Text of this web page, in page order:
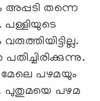
അപ്പടി തന്നെ
പള്ളിയുടെ
പഴമയും
പുതുമയെ പഴമ